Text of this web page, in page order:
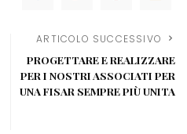
ARTICOLO SUCCESSIVO
PROGETTARE E REALIZZARE
PER I NOSTRI ASSOCIATI PER
UNA FISAR SEMPRE PIÙ UNITA